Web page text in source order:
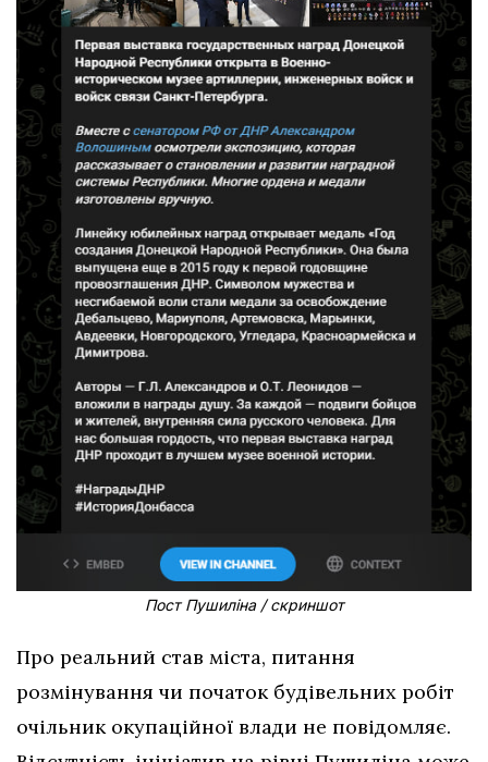
Пост Пушиліна / скриншот
Про реальний став міста, питання
розмінування чи початок будівельних робіт
очільник окупаційної влади не повідомляє.